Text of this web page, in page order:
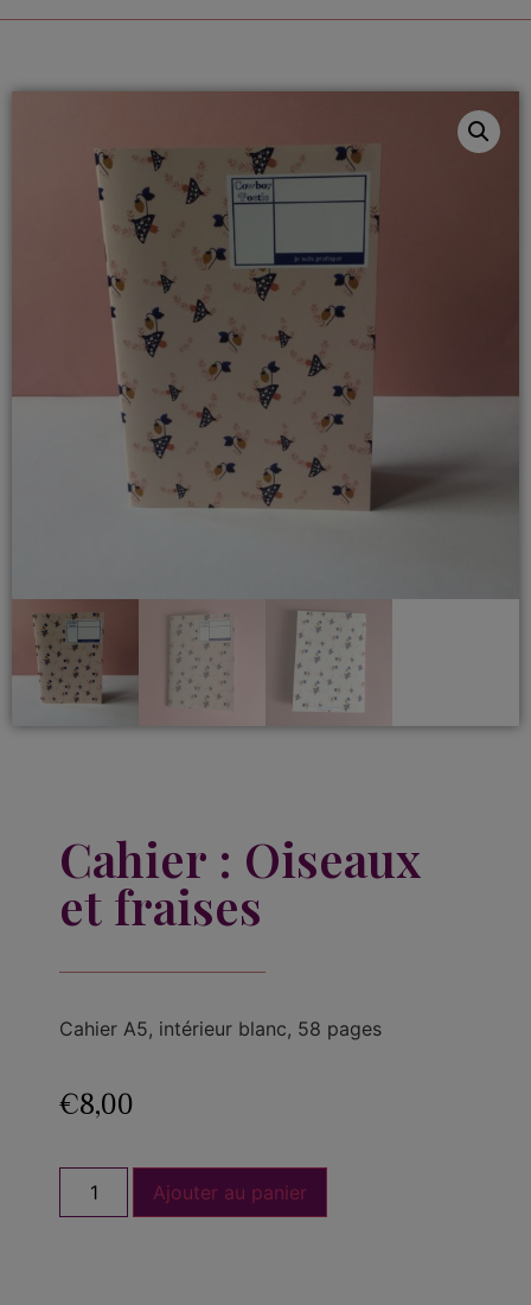
Cahier : Oiseaux
et fraises
Cahier A5, intérieur blanc, 58 pages
€8,00
Ajouter au panier